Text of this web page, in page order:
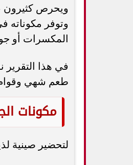
ويحرص كثيرون
وتوفر مكوناته
المكسرات أو
في هذا
طعم شهي
مكونات
لتحضير صينية